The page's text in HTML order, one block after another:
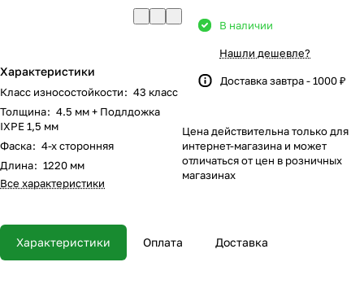
Характеристики
Класс износостойкости: 43 класс
Толщина: 4.5 мм + Подлдожка
IXPE 1,5 мм
Фаска: 4-х сторонняя
Длина: 1220 мм
Все характеристики
В наличии
Нашли дешевле?
Доставка завтра - 1000 ₽
Цена действительна только для
интернет-магазина и может
отличаться от цен в розничных
магазинах
Характеристики Оплата Доставка